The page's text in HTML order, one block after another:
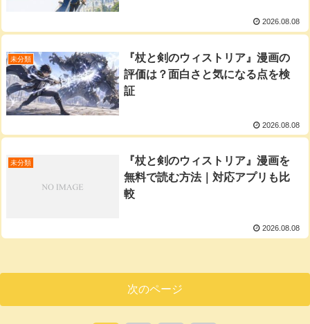
2026.08.08
未分類
『杖と剣のウィストリア』漫画の
評価は？面白さと気になる点を検
証
2026.08.08
未分類
『杖と剣のウィストリア』漫画を
無料で読む方法｜対応アプリも比
較
2026.08.08
次のページ